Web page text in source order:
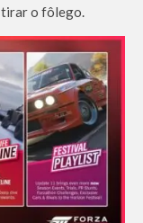
o fôlego.